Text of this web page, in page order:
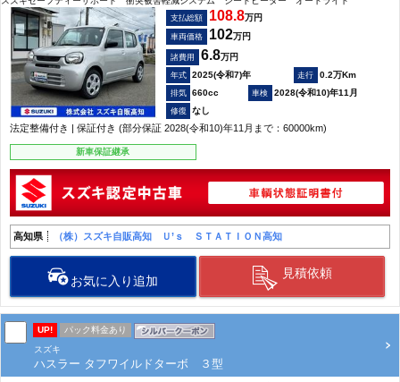
支払総額 108.8万円
車両価格 102万円
諸費用 6.8万円
2025(令和7)年
0.2万Km
660cc
2028(令和10)年11月
なし
法定整備付き | 保証付き (部分保証 2028(令和10)年11月まで：60000km)
新車保証継承
高知県 （株）スズキ自販高知 Ｕ’ｓ ＳＴＡＴＩＯＮ高知
お気に入り追加
見積依頼
UP!
パック料金あり
スズキ
ハスラー タフワイルドターボ ３型